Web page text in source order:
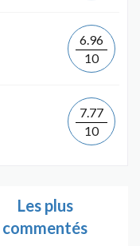
6.96
10
7.77
10
Les plus
commentés